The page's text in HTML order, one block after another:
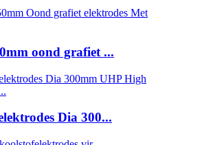
oond grafiet ...
Dia 300...